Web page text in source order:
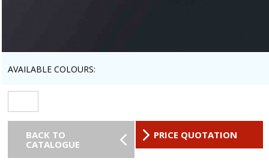
AVAILABLE COLOURS:
BACK TO
CATALOGUE
PRICE QUOTATION